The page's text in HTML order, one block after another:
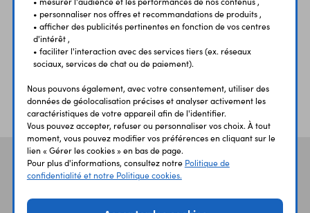
ÉTABLISSEMENTS
SCOLAIRES
PLUS 30 ANS
D’EXPERIENCE
Vos aviset témoignages
• personnaliser nos offres et recommandations de produits ,
• afficher des publicités pertinentes en fonction de vos centres
d'intérêt ,
• faciliter l'interaction avec des services tiers (ex. réseaux
sociaux, services de chat ou de paiement).
Nous pouvons également, avec votre consentement, utiliser des
données de géolocalisation précises et analyser activement les
caractéristiques de votre appareil afin de l'identifier.
Vous pouvez accepter, refuser ou personnaliser vos choix. À tout
moment, vous pouvez modifier vos préférences en cliquant sur le
lien « Gérer les cookies » en bas de page.
Pour plus d'informations, consultez notre Politique de
confidentialité et notre Politique cookies.